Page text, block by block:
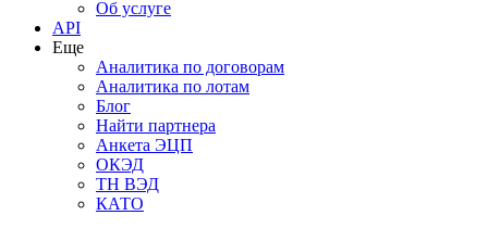
Об услуге
API
Еще
Аналитика по договорам
Аналитика по лотам
Блог
Найти партнера
Анкета ЭЦП
ОКЭД
ТН ВЭД
КАТО